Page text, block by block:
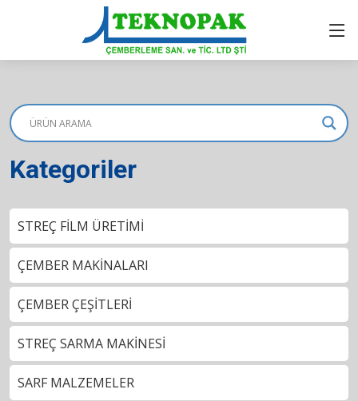
Kategoriler
STREÇ FİLM ÜRETİMİ
ÇEMBER MAKİNALARI
ÇEMBER ÇEŞİTLERİ
STREÇ SARMA MAKİNESİ
SARF MALZEMELER